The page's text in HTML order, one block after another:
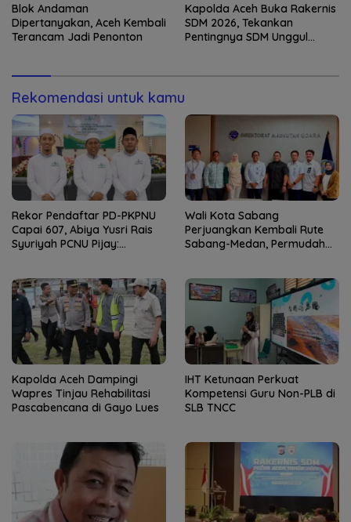
Blok Andaman
Dipertanyakan, Aceh Kembali
Terancam Jadi Penonton
Kapolda Aceh Buka Rakernis
SDM 2026, Tekankan
Pentingnya SDM Unggul
Rekomendasi untuk kamu
Rekor Pendaftar PD-PKPNU
Capai 607, Abiya Yusri Rais
Syuriyah PCNU Pijay:
Wali Kota Sabang
Perjuangkan Kembali Rute
Sabang-Medan, Permudah
Kapolda Aceh Dampingi
Wapres Tinjau Rehabilitasi
Pascabencana di Gayo Lues
IHT Ketunaan Perkuat
Kompetensi Guru Non-PLB di
SLB TNCC